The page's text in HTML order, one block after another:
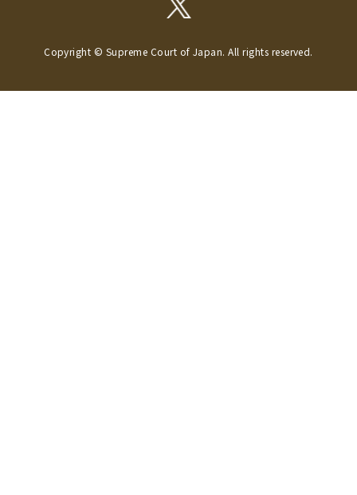
Copyright © Supreme Court of Japan. All rights reserved.